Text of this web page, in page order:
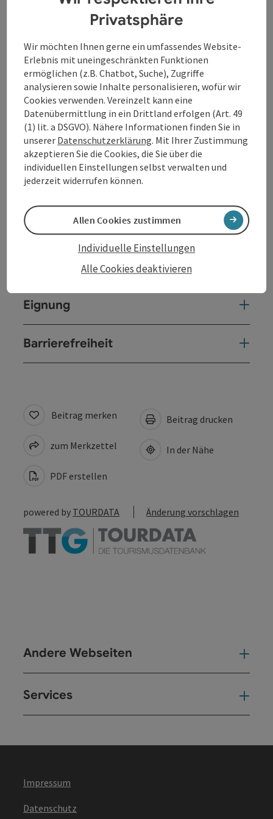
Eine Verpflegung der Gäste ist mit individuell zu
organisierendem Catering möglich.
Kontakt
Öffnungszeiten
Anreise/Lage
Ausstattung
Eignung
Barrierefreiheit
Beitrag merken
zum Merkzettel
PDF erstellen
Beitrag drucken
In der Nähe
powered by TOURDATA Änderung vorschlagen
Andere Webseiten
Services
Impressum
Datenschutz
Privatsphäre
Wir möchten Ihnen gerne ein umfassendes Website-
Erlebnis mit uneingeschränkten Funktionen
ermöglichen (z.B. Chatbot, Suche), Zugriffe
analysieren sowie Inhalte personalisieren, wofür wir
Cookies verwenden. Vereinzelt kann eine
Datenübermittlung in ein Drittland erfolgen (Art. 49
(1) lit. a DSGVO). Nähere Informationen finden Sie in
unserer Datenschutzerklärung. Mit Ihrer Zustimmung
akzeptieren Sie die Cookies, die Sie über die
individuellen Einstellungen selbst verwalten und
jederzeit widerrufen können.
Alle Cookies deaktivieren
Individuelle Einstellungen
Allen Cookies zustimmen